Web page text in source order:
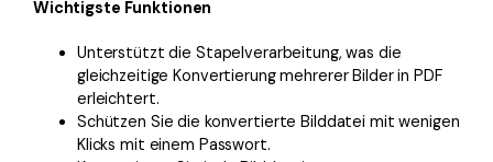
Wichtigste Funktionen
Unterstützt die Stapelverarbeitung, was die
gleichzeitige Konvertierung mehrerer Bilder in PDF
erleichtert.
Schützen Sie die konvertierte Bilddatei mit wenigen
Klicks mit einem Passwort.